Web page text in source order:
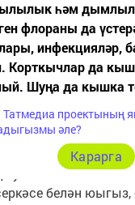
һәм
флораны да
инфекцияләр,
Корткычлар да
Шуңа да кышка
калдырырга кирәк.
эчен һәм тышын
буялмаган металл
белән юыгыз,
проектының
әле?
Карарга